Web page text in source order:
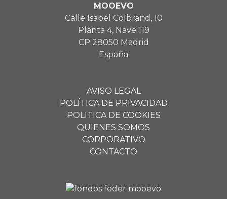
MOOEVO
Calle Isabel Colbrand, 10
Planta 4, Nave 119
CP 28050 Madrid
España
AVISO LEGAL
POLÍTICA DE PRIVACIDAD
POLITICA DE COOKIES
QUIENES SOMOS
CORPORATIVO
CONTACTO